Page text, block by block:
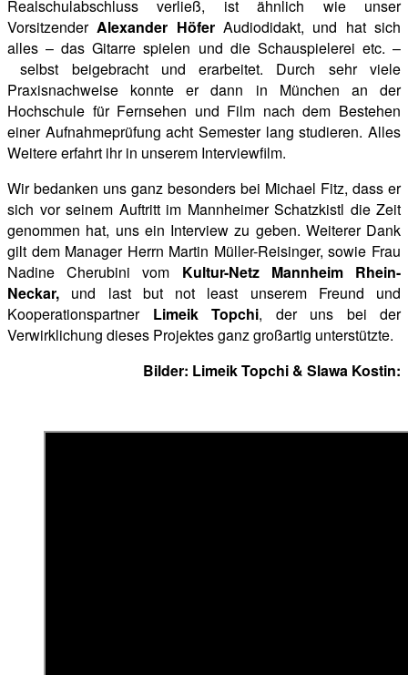
Realschulabschluss verließ, ist ähnlich wie unser
VorsitzenderAlexander HöferAudiodidakt, und hat sich
alles – das Gitarre spielen und die Schauspielerei etc. –
selbst beigebracht und erarbeitet. Durch sehr viele
Praxisnachweise konnte er dann in München an der
Hochschule für Fernsehen und Film nach dem Bestehen
einer Aufnahmeprüfung acht Semester lang studieren. Alles
Weitere erfahrt ihr in unserem Interviewfilm.
Wir bedanken uns ganz besonders bei Michael Fitz, dass er
sich vor seinem Auftritt im Mannheimer Schatzkistl die Zeit
genommen hat, uns ein Interview zu geben. Weiterer Dank
gilt dem Manager Herrn Martin Müller-Reisinger, sowie Frau
Nadine Cherubini vom Kultur-Netz Mannheim Rhein-
Neckar, und last but not least unserem Freund und
Kooperationspartner Limeik Topchi, der uns bei der
Verwirklichung dieses Projektes ganz großartig unterstützte.
Bilder: Limeik Topchi & Slawa Kostin: